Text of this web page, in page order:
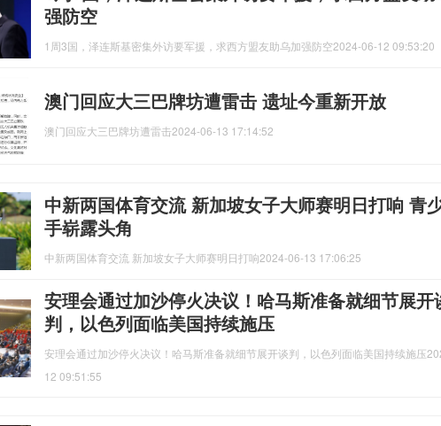
强防空
1周3国，泽连斯基密集外访要军援，求西方盟友助乌加强防空2024-06-12 09:53:20
澳门回应大三巴牌坊遭雷击 遗址今重新开放
澳门回应大三巴牌坊遭雷击2024-06-13 17:14:52
中新两国体育交流 新加坡女子大师赛明日打响 青
手崭露头角
中新两国体育交流 新加坡女子大师赛明日打响2024-06-13 17:06:25
安理会通过加沙停火决议！哈马斯准备就细节展开
判，以色列面临美国持续施压
安理会通过加沙停火决议！哈马斯准备就细节展开谈判，以色列面临美国持续施压
12 09:51:55